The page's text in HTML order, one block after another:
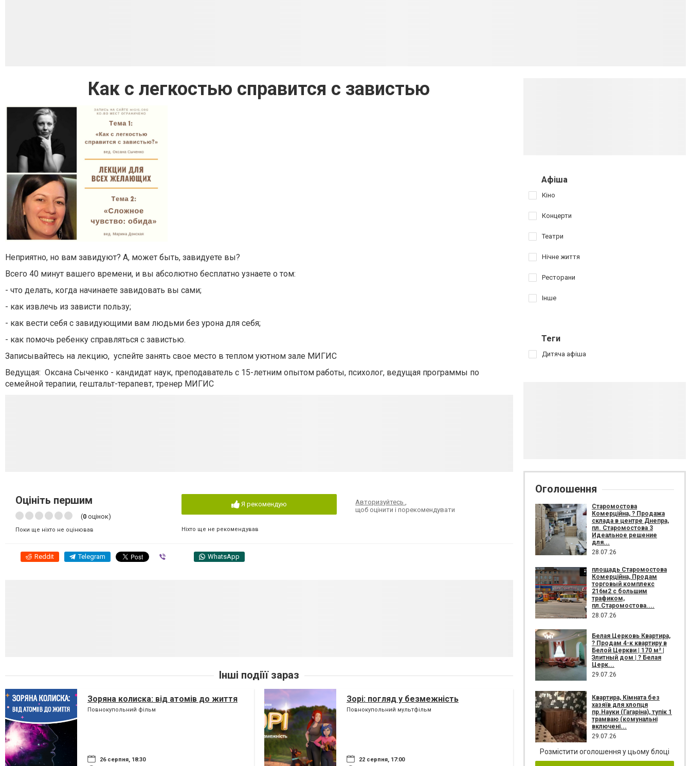
Как с легкостью справится с завистью
Неприятно, но вам завидуют? А, может быть, завидуете вы?
Всего 40 минут вашего времени, и вы абсолютно бесплатно узнаете о том:
- что делать, когда начинаете завидовать вы сами;
- как извлечь из зависти пользу;
- как вести себя с завидующими вам людьми без урона для себя;
- как помочь ребенку справляться с завистью.
Записывайтесь на лекцию, успейте занять свое место в теплом уютном зале МИГИС
Ведущая: Оксана Сыченко - кандидат наук, преподаватель с 15-летним опытом работы, психолог, ведущая программы по
семейной терапии, гештальт-терапевт, тренер МИГИС
Оцініть першим
(0 оцінок)
Поки ще ніхто не оцінював
Я рекомендую
Ніхто ще не рекомендував
Авторизуйтесь
щоб оцінити і порекомендувати
Reddit Telegram WhatsApp
Інші подіїї зараз
Зоряна колиска: від атомів до життя
Повнокупольний фільм
26 серпня, 18:30
Зорі: погляд у безмежність
Повнокупольний мультфільм
22 серпня, 17:00
Афіша
Кіно
Концерти
Театри
Нічне життя
Ресторани
Інше
Теги
Дитяча афіша
Оголошення
Старомостова
Комерційна, ? Продажа
склада в центре Днепра,
пл. Старомостова 3
Идеальное решение
для...
28.07.26
площадь Старомостова
Комерційна, Продам
торговый комплекс
216м2 с большим
трафиком,
пл.Старомостова....
28.07.26
Белая Церковь Квартира,
? Продам 4-к квартиру в
Белой Церкви | 170 м² |
Элитный дом | ? Белая
Церк...
29.07.26
Квартира, Кімната без
хазяїв для хлопця
пр.Науки (Гагаріна), тупік 1
трамваю (комунальні
включені...
29.07.26
Розмістити оголошення у цьому блоці